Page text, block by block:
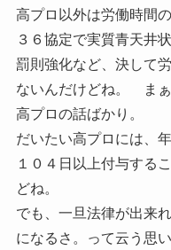
高プロ以外は労働時間
３６協定で実質青天井
罰則強化など、決して
ないんだけどね。 ま
高プロの話ばかり。
だいたい高プロには、
１０４日以上付与する
どね。
でも、一旦法律が出来
になるさ。って云う思